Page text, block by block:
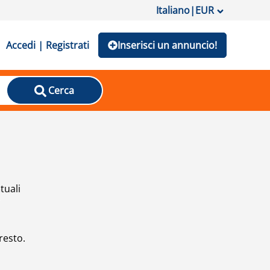
Italiano|EUR
Accedi | Registrati Inserisci un annuncio!
Cerca